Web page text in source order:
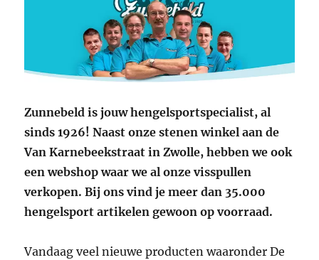
Zunnebeld is jouw hengelsportspecialist, al
sinds 1926! Naast onze stenen winkel aan de
Van Karnebeekstraat in Zwolle, hebben we ook
een webshop waar we al onze visspullen
verkopen. Bij ons vind je meer dan 35.000
hengelsport artikelen gewoon op voorraad.
Vandaag veel nieuwe producten waaronder De